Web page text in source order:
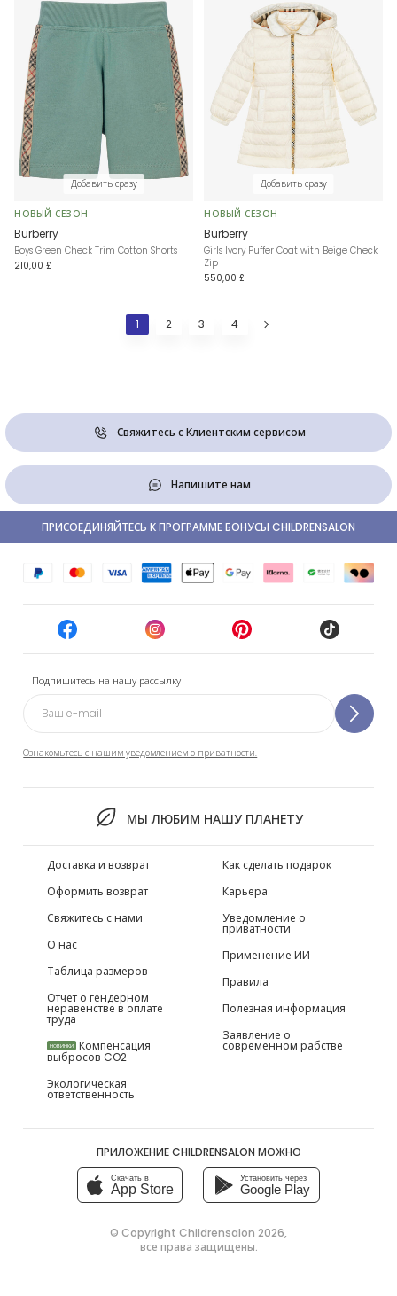
Добавить сразу
НОВЫЙ СЕЗОН
Burberry
Boys Green Check Trim Cotton Shorts
210,00 £
Добавить сразу
НОВЫЙ СЕЗОН
Burberry
Girls Ivory Puffer Coat with Beige Check
Zip
550,00 £
1 2 3 4
Свяжитесь с Клиентским сервисом
Напишите нам
Подпишитесь на нашу рассылку
Ознакомьтесь с нашим уведомлением о приватности.
МЫ ЛЮБИМ НАШУ ПЛАНЕТУ
ПРИСОЕДИНЯЙТЕСЬ К ПРОГРАММЕ БОНУСЫ CHILDRENSALON
Доставка и возврат
Оформить возврат
Свяжитесь с нами
О нас
Таблица размеров
Отчет о гендерном
неравенстве в оплате
труда
НОВИНКИ Компенсация
выбросов CO2
Экологическая
ответственность
Как сделать подарок
Карьера
Уведомление о
приватности
Применение ИИ
Правила
Полезная информация
Заявление о
современном рабстве
ПРИЛОЖЕНИЕ CHILDRENSALON МОЖНО
Скачать в
App Store
Установить через
Google Play
© Copyright Childrensalon 2026,
все права защищены.